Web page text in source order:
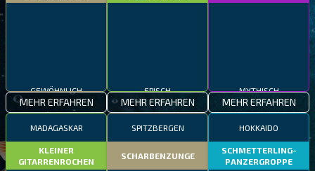
GEWÖHNLICH
MEHR ERFAHREN
EPISCH
MEHR ERFAHREN
MYTHISCH
MEHR ERFAHREN
MADAGASKAR
KLEINER
GITARRENROCHEN
SPITZBERGEN
SCHARBENZUNGE
HOKKAIDO
SCHMETTERLING-
PANZERGROPPE